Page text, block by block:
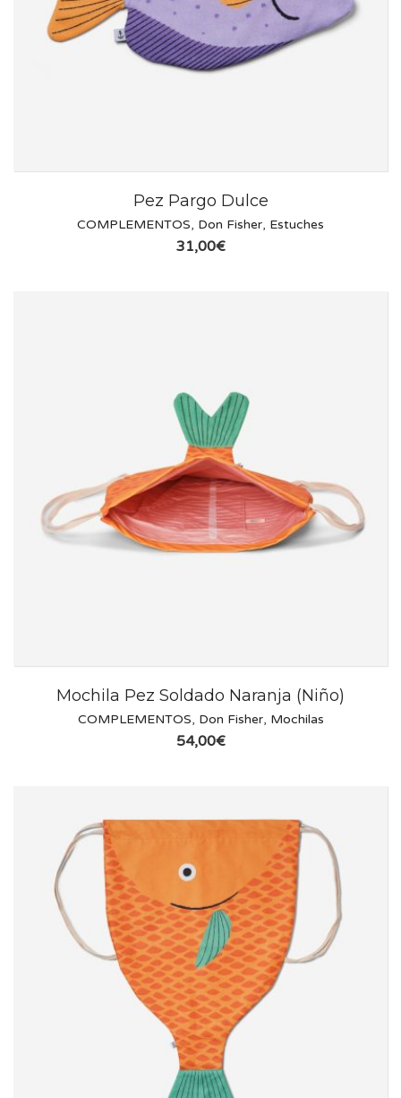
Pez Pargo Dulce
COMPLEMENTOS, Don Fisher, Estuches
31,00€
Mochila Pez Soldado Naranja (Niño)
COMPLEMENTOS, Don Fisher, Mochilas
54,00€